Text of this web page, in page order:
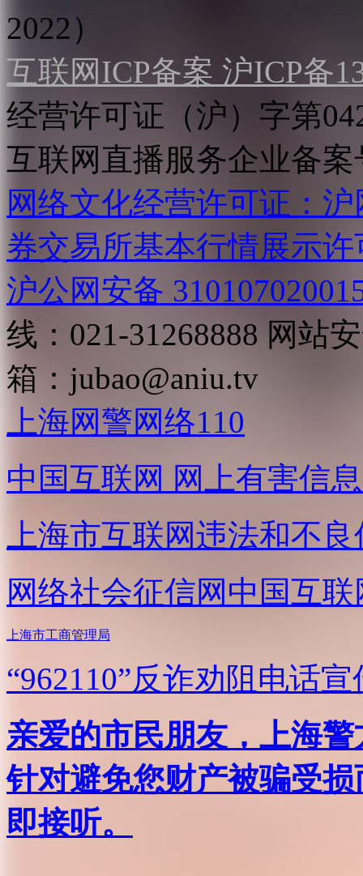
2022）
互联网ICP备案 沪ICP备
经营许可证（沪）字第
互联网直播服务企业备案
网络文化经营许可证：
券交易所基本行情展示许
沪公网安备
线：021-31268888 网站
箱： jubao@aniu.tv
上海网警网络110
中国互联网 网上有害信
上海市互联网违法和不
网络社会征信网 中国互
上海市工商管理局
“962110”反诈劝阻电话宣
亲爱的市民朋友，上海
针对避免您财产被骗受
即接听。